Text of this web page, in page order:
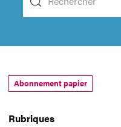
Rubriques
Abonnement papier